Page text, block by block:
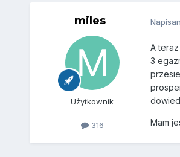
miles
Użytkownik
316
A
3
Mam